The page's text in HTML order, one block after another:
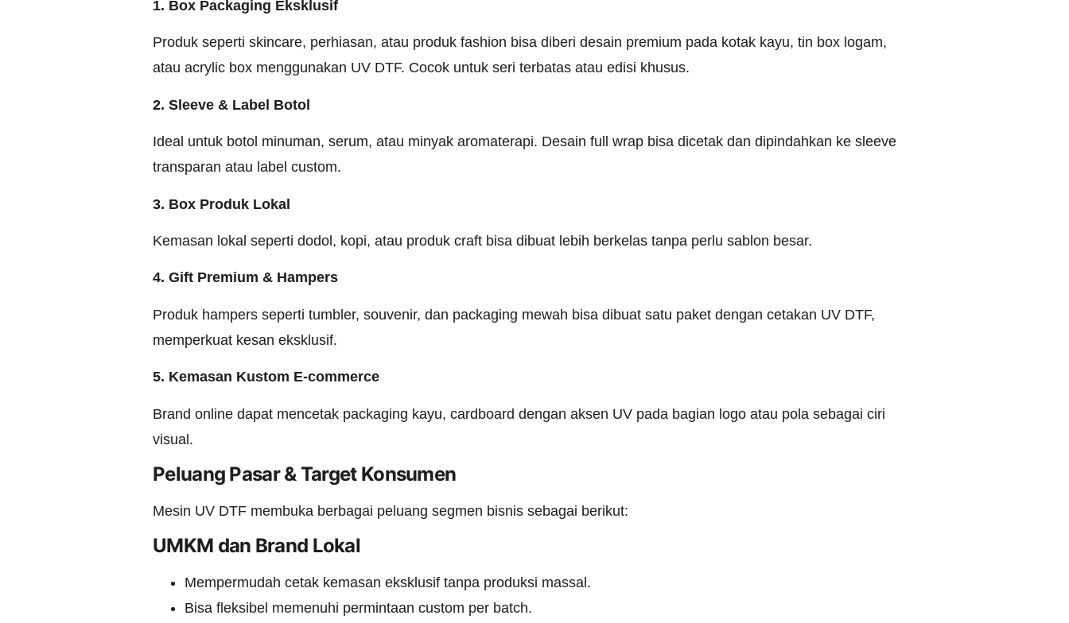
1. Box Packaging Eksklusif
Produk seperti skincare, perhiasan, atau produk fashion bisa diberi desain premium pada kotak kayu, tin box logam,
atau acrylic box menggunakan UV DTF. Cocok untuk seri terbatas atau edisi khusus.
2. Sleeve & Label Botol
Ideal untuk botol minuman, serum, atau minyak aromaterapi. Desain full wrap bisa dicetak dan dipindahkan ke sleeve
transparan atau label custom.
3. Box Produk Lokal
Kemasan lokal seperti dodol, kopi, atau produk craft bisa dibuat lebih berkelas tanpa perlu sablon besar.
4. Gift Premium & Hampers
Produk hampers seperti tumbler, souvenir, dan packaging mewah bisa dibuat satu paket dengan cetakan UV DTF,
memperkuat kesan eksklusif.
5. Kemasan Kustom E-commerce
Brand online dapat mencetak packaging kayu, cardboard dengan aksen UV pada bagian logo atau pola sebagai ciri
visual.
Peluang Pasar & Target Konsumen
Mesin UV DTF membuka berbagai peluang segmen bisnis sebagai berikut:
UMKM dan Brand Lokal
Mempermudah cetak kemasan eksklusif tanpa produksi massal.
Bisa fleksibel memenuhi permintaan custom per batch.